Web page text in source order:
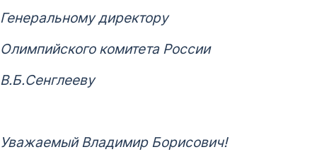
Генеральному директору
Олимпийского комитета России
В.Б.Сенглееву
Уважаемый Владимир Борисович!